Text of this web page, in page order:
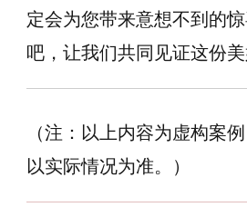
定会为您带来意想不到的
吧，让我们共同见证这份
（注：以上内容为虚构案
以实际情况为准。）